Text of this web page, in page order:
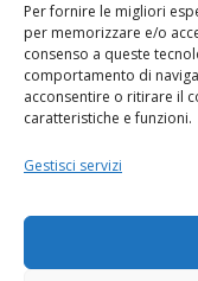
Per fornire le migliori
per memorizzare e/o
consenso a queste
comportamento di
acconsentire o ritirare il
caratteristiche e funzioni.
Gestisci servizi
BOYS DISCO
Via Oreficeria, 68 –
Tel.+39 0444 960737
P.I.03908300241